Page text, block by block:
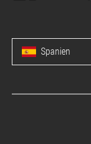
Spanien